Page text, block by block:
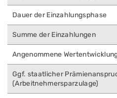
Dauer der Einzahlungsphase
Summe der Einzahlungen
Angenommene
Ggf. staatlicher
(Arbeitnehmersparzulage)